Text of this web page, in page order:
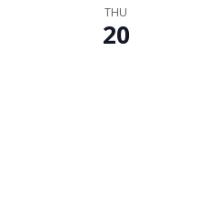
THU
20